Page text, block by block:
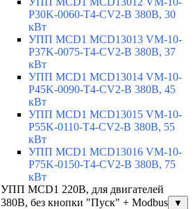
P30K-0060-T4-CV2-B 380В, 30
кВт
УПП MCD1 MCD13013 VM-10-
P37K-0075-T4-CV2-B 380В, 37
кВт
УПП MCD1 MCD13014 VM-10-
P45K-0090-T4-CV2-B 380В, 45
кВт
УПП MCD1 MCD13015 VM-10-
P55K-0110-T4-CV2-B 380В, 55
кВт
УПП MCD1 MCD13016 VM-10-
P75K-0150-T4-CV2-B 380В, 75
кВт
УПП MCD1 220В, для двигателей
380В, без кнопки "Пуск" + Modbus
▼